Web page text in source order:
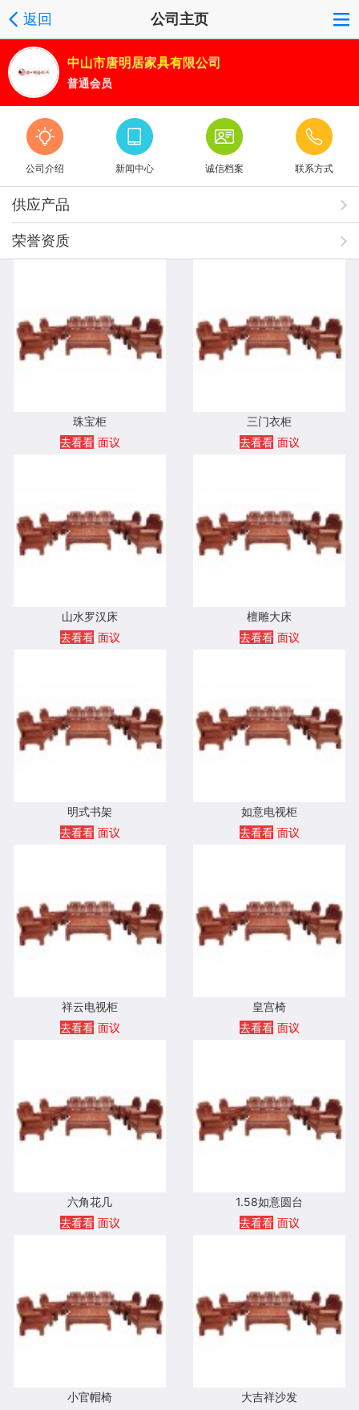
返回 公司主页
中山市唐明居家具有限公司
普通会员
公司介绍 新闻中心 诚信档案 联系方式
供应产品
荣誉资质
珠宝柜
去看看 面议
三门衣柜
去看看 面议
山水罗汉床
去看看 面议
檀雕大床
去看看 面议
明式书架
去看看 面议
如意电视柜
去看看 面议
祥云电视柜
去看看 面议
皇宫椅
去看看 面议
六角花几
去看看 面议
1.58如意圆台
去看看 面议
小官帽椅
大吉祥沙发